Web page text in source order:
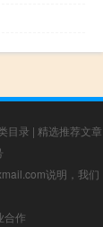
目录 | 精选推荐文章
说明，我们
合作